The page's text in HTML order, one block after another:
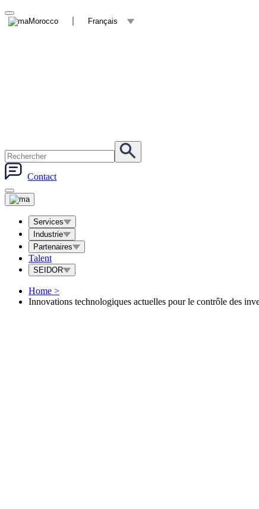
Morocco Français
Contact
Services
Industrie
Partenaires
Talent
SEIDOR
Home >
Innovations technologiques actuelles pour le contrôle des